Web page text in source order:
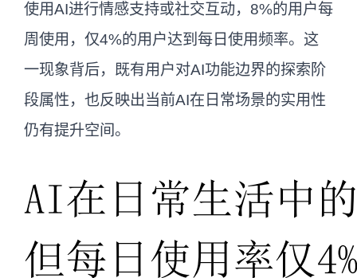
使用AI进行情感支持或社交互动，8%的用户每
周使用，仅4%的用户达到每日使用频率。这
一现象背后，既有用户对AI功能边界的探索阶
段属性，也反映出当前AI在日常场景的实用性
仍有提升空间。